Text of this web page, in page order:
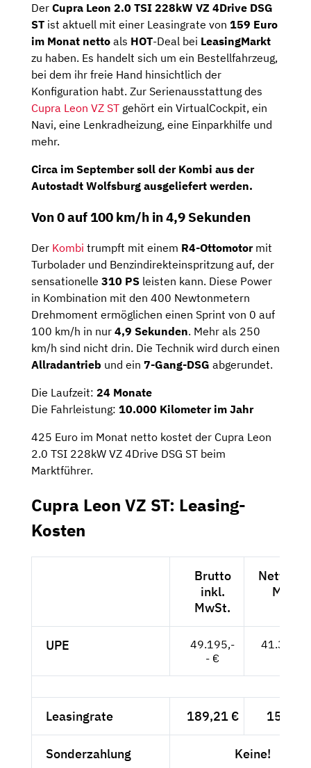
Der Cupra Leon 2.0 TSI 228kW VZ 4Drive DSG
ST ist aktuell mit einer Leasingrate von 159 Euro
im Monat netto als HOT-Deal bei LeasingMarkt
zu haben. Es handelt sich um ein Bestellfahrzeug,
bei dem ihr freie Hand hinsichtlich der
Konfiguration habt. Zur Serienausstattung des
Cupra Leon VZ ST gehört ein VirtualCockpit, ein
Navi, eine Lenkradheizung, eine Einparkhilfe und
mehr.
Circa im Septembersoll der Kombi aus der
Autostadt Wolfsburg ausgeliefert werden.
Von 0 auf 100 km/h in 4,9 Sekunden
Der Kombi trumpft mit einem R4-Ottomotormit
Turbolader und Benzindirekteinspritzung auf, der
sensationelle 310 PS leisten kann. Diese Power
in Kombination mit den 400 Newtonmetern
Drehmoment ermöglichen einen Sprint von 0 auf
100 km/h in nur 4,9 Sekunden. Mehr als 250
km/h sind nicht drin. Die Technik wird durch einen
Allradantrieb und ein 7-Gang-DSG abgerundet.
Die Laufzeit: 24 Monate
Die Fahrleistung: 10.000 Kilometer im Jahr
425 Euro im Monat netto kostet der Cupra Leon
2.0 TSI 228kW VZ 4Drive DSG ST beim
Marktführer.
Cupra Leon VZ ST: Leasing-
Kosten
Brutto
inkl.
MwSt.
Netto
MwSt.
UPE
49.195,-
- €
Leasingrate 189,21 € 159,--
Sonderzahlung Keine!